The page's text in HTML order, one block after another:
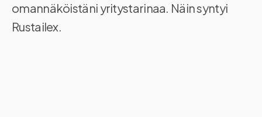
omannäköistäni yritystarinaa. Näin syntyi
Rustailex.